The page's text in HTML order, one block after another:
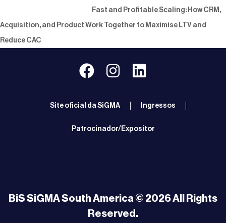
Fast and Profitable Scaling: How CRM,
Acquisition, and Product Work Together to Maximise LTV and
Reduce CAC
Site oficial da SiGMA Ingressos
Patrocinador/Expositor
BiS SiGMA South America © 2026 All Rights
Reserved.